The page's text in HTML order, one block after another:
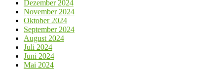
Dezember 2024
November 2024
Oktober 2024
September 2024
August 2024
Juli 2024
Juni 2024
Mai 2024